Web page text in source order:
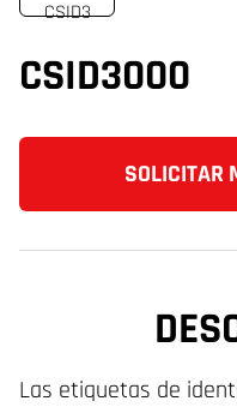
CSID3000
SOLICITAR
Las etiquetas de